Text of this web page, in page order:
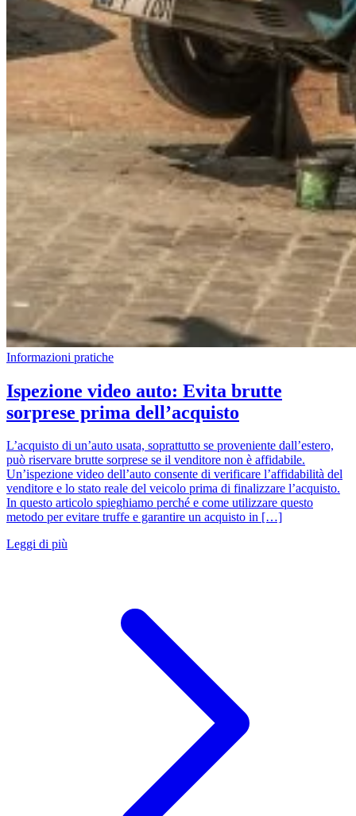
Informazioni pratiche
Ispezione video auto: Evita brutte
sorprese prima dell’acquisto
L’acquisto di un’auto usata, soprattutto se proveniente dall’estero,
può riservare brutte sorprese se il venditore non è affidabile.
Un’ispezione video dell’auto consente di verificare l’affidabilità del
venditore e lo stato reale del veicolo prima di finalizzare l’acquisto.
In questo articolo spieghiamo perché e come utilizzare questo
metodo per evitare truffe e garantire un acquisto in […]
Leggi di più